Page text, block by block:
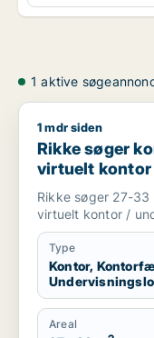
1 aktive
Rikke søger
1 mdr siden
Rikke søger
virtuelt kontor
til leje i
Rikke søger 27-
virtuelt kontor /
Type
Kontor,
Areal